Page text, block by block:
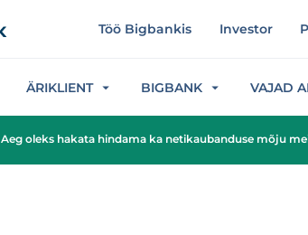
Töö Bigbankis Investor
ÄRIKLIENT BIGBANK VAJAD
Aeg oleks hakata hindama ka netikaubanduse mõju